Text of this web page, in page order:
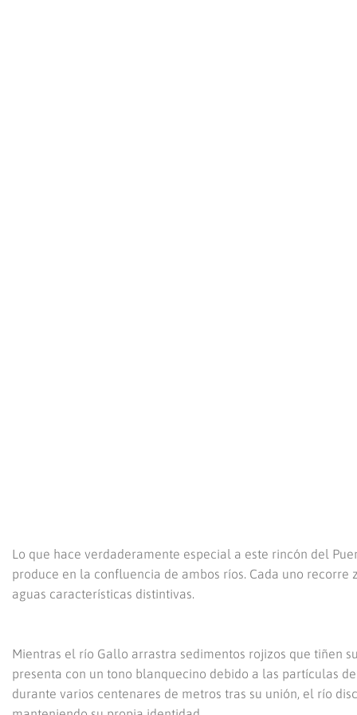
Lo que hace verdaderamente especial a este rincón del
produce en la confluencia de ambos ríos. Cada uno
aguas características distintivas.
Mientras el río Gallo arrastra sedimentos rojizos que tiñen
presenta con un tono blanquecino debido a las partículas
durante varios centenares de metros tras su unión, el río